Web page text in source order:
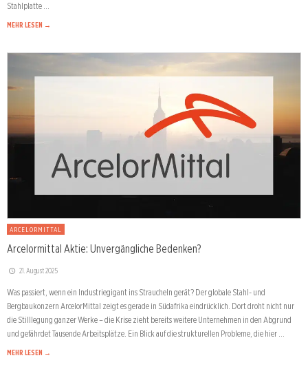
Stahlplatte …
MEHR LESEN →
ARCELORMITTAL
Arcelormittal Aktie: Unvergängliche Bedenken?
21. August 2025
Was passiert, wenn ein Industriegigant ins Straucheln gerät? Der globale Stahl- und
Bergbaukonzern ArcelorMittal zeigt es gerade in Südafrika eindrücklich. Dort droht nicht nur
die Stilllegung ganzer Werke – die Krise zieht bereits weitere Unternehmen in den Abgrund
und gefährdet Tausende Arbeitsplätze. Ein Blick auf die strukturellen Probleme, die hier …
MEHR LESEN →